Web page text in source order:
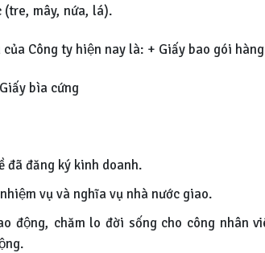
(tre, mây, nứa, lá).
Công ty hiện nay là: + Giấy bao gói
bìa cứng
đã đăng ký kinh doanh.
vụ và nghĩa vụ nhà nước giao.
động, chăm lo đời sống cho công nhân